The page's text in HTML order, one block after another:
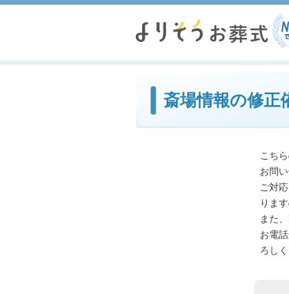
斎場情報の修正
こち
お問
ご対
りま
また
お電
ろし